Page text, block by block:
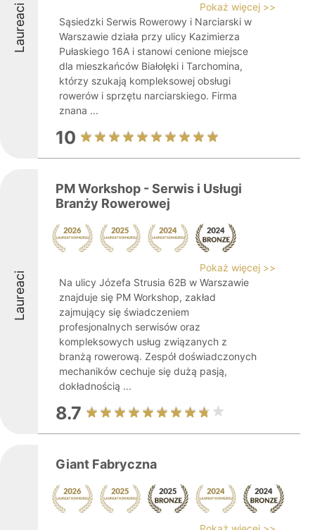
Laureaci
Pokaż więcej >>
Sąsiedzki Serwis Rowerowy i Narciarski w
Warszawie działa przy ulicy Kazimierza
Pułaskiego 16A i stanowi cenione miejsce
dla mieszkańców Białołęki i Tarchomina,
którzy szukają kompleksowej obsługi
rowerów i sprzętu narciarskiego. Firma
znana ...
10
Laureaci
PM Workshop - Serwis i Usługi
Branży Rowerowej
Pokaż więcej >>
Na ulicy Józefa Strusia 62B w Warszawie
znajduje się PM Workshop, zakład
zajmujący się świadczeniem
profesjonalnych serwisów oraz
kompleksowych usług związanych z
branżą rowerową. Zespół doświadczonych
mechaników cechuje się dużą pasją,
dokładnością ...
8.7
Giant Fabryczna